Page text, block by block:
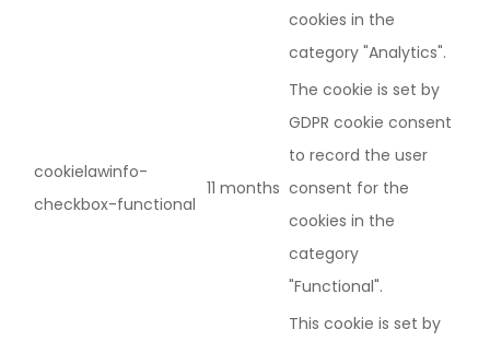
cookies in the
category "Analytics".
cookielawinfo-
checkbox-functional
11 months
The cookie is set by
GDPR cookie consent
to record the user
consent for the
cookies in the
category
"Functional".
This cookie is set by